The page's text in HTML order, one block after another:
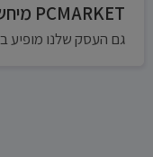
PCMARKET מיחשוב אישי
גם העסק שלנו מופיע בBoostoday, ואנחנו פתוחים :)